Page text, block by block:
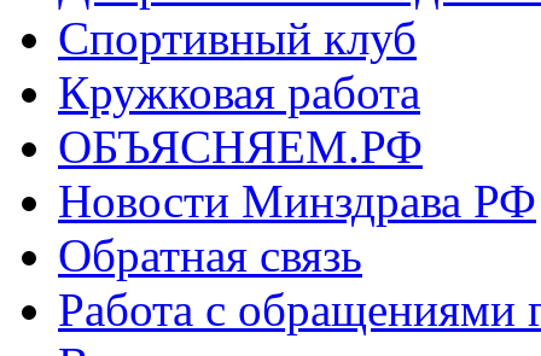
Спортивный клуб
Кружковая работа
ОБЪЯСНЯЕМ.РФ
Новости Минздрава РФ
Обратная связь
Работа с обращениями